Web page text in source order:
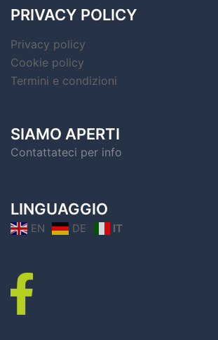
PRIVACY POLICY
Privacy policy
Cookie policy
Termini e condizioni
SIAMO APERTI
Contattateci per info
LINGUAGGIO
EN DE IT